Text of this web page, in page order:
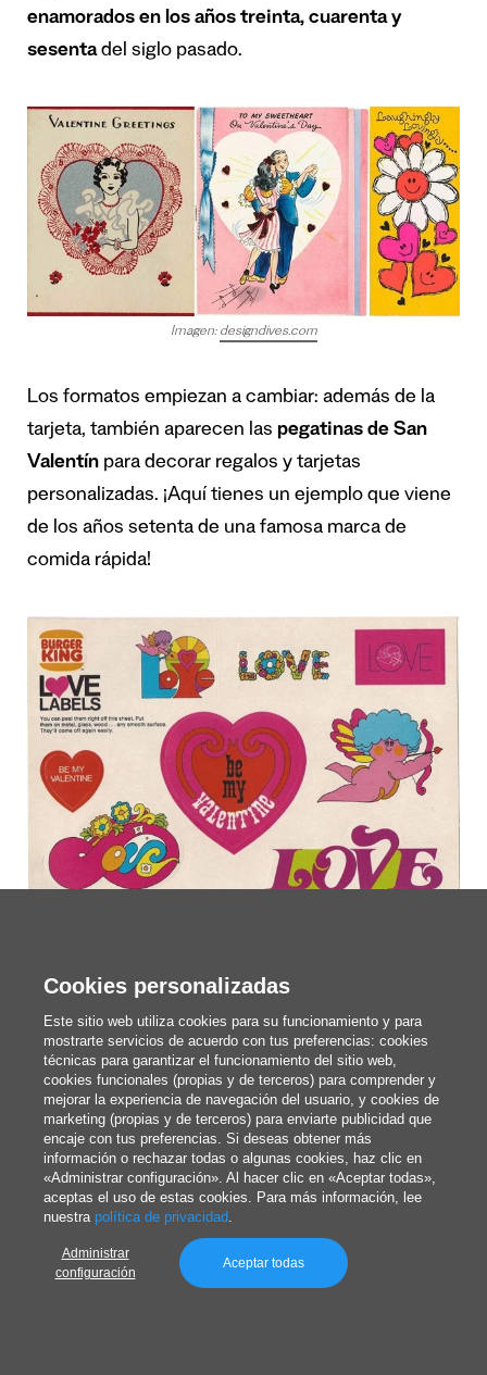
enamorados en los años treinta, cuarenta y
sesentadel siglo pasado.
Imagen: designdives.com
Los formatos empiezan a cambiar: además de la
tarjeta, también aparecen las pegatinas de San
Valentín para decorar regalos y tarjetas
personalizadas. ¡Aquí tienes un ejemplo que viene
de los años setenta de una famosa marca de
comida rápida!
En los años ochenta y noventa, muchas tarjetas
del Día de San Valentín se basaban en la cultura
pop, incorporando personajes y personalidades
conocidos, desde Super Mario hasta las estrellas
del pop de la época y el campeón de baloncesto
Michael Jordan. Algunas de las tarjetas de esas
décadas son casi increíbles: ¡aquí tienes algunas
de ellas!
Cookies personalizadas
Este sitio web utiliza cookies para su funcionamiento y para
mostrarte servicios de acuerdo con tus preferencias: cookies
técnicas para garantizar el funcionamiento del sitio web,
cookies funcionales (propias y de terceros) para comprender y
mejorar la experiencia de navegación del usuario, y cookies de
marketing (propias y de terceros) para enviarte publicidad que
encaje con tus preferencias. Si deseas obtener más
información o rechazar todas o algunas cookies, haz clic en
«Administrar configuración». Al hacer clic en «Aceptar todas»,
aceptas el uso de estas cookies. Para más información, lee
nuestra política de privacidad.
Administrar
configuración
Aceptar todas